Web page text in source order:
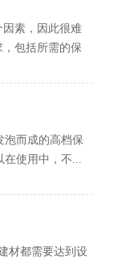
素，因此很难
包括所需的保
泡而成的高档保
在使用中，不...
材都需要达到设